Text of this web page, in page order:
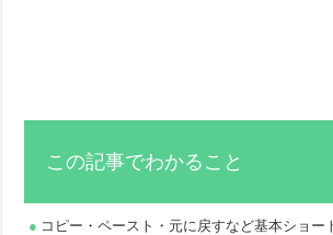
この記事でわかること
コピー・ペースト・元に戻すなど基本ショー